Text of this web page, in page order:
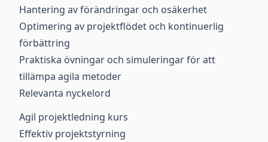
Hantering av förändringar och osäkerhet
Optimering av projektflödet och kontinuerlig
förbättring
Praktiska övningar och simuleringar för att
tillämpa agila metoder
Relevanta nyckelord
Agil projektledning kurs
Effektiv projektstyrning